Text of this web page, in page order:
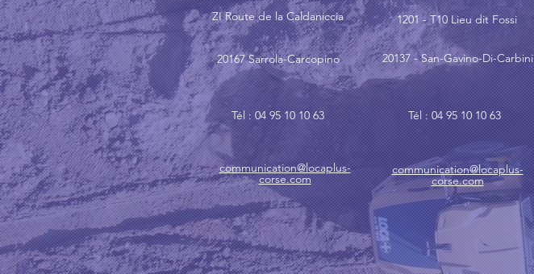
ZI Route de la Caldaniccia
20167 Sarrola-Carcopino
1201 - T10 Lieu dit Fossi
20137 - San-Gavino-Di-Carbini
Tél : 04 95 10 10 63 Tél : 04 95 10 10 63
communication@locaplus-
corse.com
communication@locaplus-
corse.com